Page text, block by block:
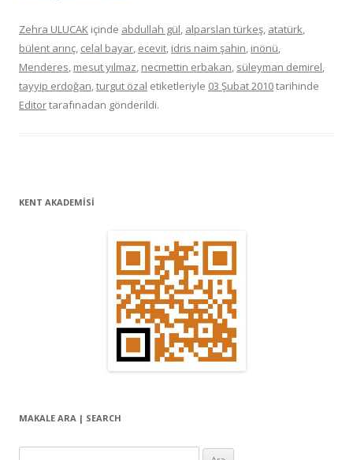
Zehra ULUCAK içinde abdullah gül, alparslan türkeş, atatürk,
bülent arınç, celal bayar, ecevit, idris naim şahin, inönü,
Menderes, mesut yılmaz, necmettin erbakan, süleyman demirel,
tayyip erdoğan,turgut özal etiketleriyle 03 Şubat 2010tarihinde
Editortarafınadan gönderildi.
KENT AKADEMİSİ
MAKALE ARA | SEARCH